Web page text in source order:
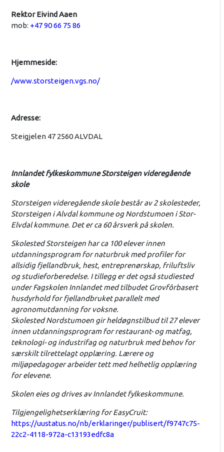
Rektor Eivind Aaen
mob: +47 90 66 75 86
Hjemmeside:
/www.storsteigen.vgs.no/
Adresse:
Steigjelen 47 2560 ALVDAL
Innlandet fylkeskommune Storsteigen videregående
skole
Storsteigen videregående skole består av 2 skolesteder,
Storsteigen i Alvdal kommune og Nordstumoen i Stor-
Elvdal kommune. Det er ca 60 årsverk på skolen.
Skolested Storsteigen har ca 100 elever innen
utdanningsprogram for naturbruk med profiler for
allsidig fjellandbruk, hest, entreprenørskap, friluftsliv
og studieforberedelse. I tillegg er det også studiested
under Fagskolen Innlandet med tilbudet Grovfôrbasert
husdyrhold for fjellandbruket parallelt med
agronomutdanning for voksne.
Skolested Nordstumoen gir heldøgnstilbud til 27 elever
innen utdanningsprogram for restaurant- og matfag,
teknologi- og industrifag og naturbruk med behov for
særskilt tilrettelagt opplæring. Lærere og
miljøpedagoger arbeider tett med helhetlig opplæring
for elevene.
Skolen eies og drives av Innlandet fylkeskommune.
Tilgjengelighetserklæring for EasyCruit:
https://uustatus.no/nb/erklaringer/publisert/f9747c75-
22c2-4118-972a-c13193edfc8a